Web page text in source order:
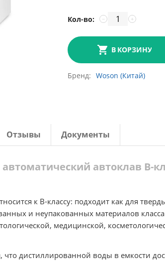
Кол-во: +
−
В КОРЗИНУ
Бренд Woson (Китай)
Отзывы Документы
автоклав B-
к B-классу: подходит как для
и неупакованных материалов класса
медицинской,
дистиллированной воды в емкости